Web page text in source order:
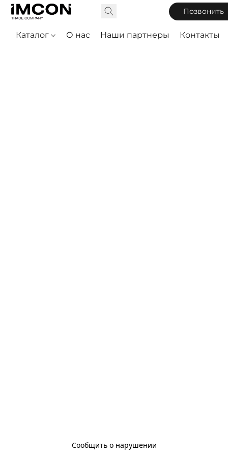
Позвонить
Каталог О нас Наши партнеры Контакты
Сообщить о нарушении